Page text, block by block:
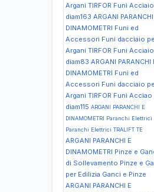
Argani TIRFOR Funi Acciaio
diam163 ARGANI PARANCHI
DINAMOMETRI Funi ed
Accessori Funi dacciaio
Argani TIRFOR Funi Acciaio
diam83 ARGANI PARANCHI
DINAMOMETRI Funi ed
Accessori Funi dacciaio
Argani TIRFOR Funi Acciao
diam115 ARGANI PARANCHI E
DINAMOMETRI Paranchi Elettrici
Paranchi Elettrici TRALIFT TE
ARGANI PARANCHI E
DINAMOMETRI Pinze e
di Sollevamento Pinze e
per Edilizia Ganci e Pinze
ARGANI PARANCHI E